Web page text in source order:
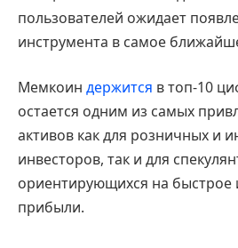
пользователей ожидает
инструмента в самое
Мемкоин держится в топ-10
остается одним из самых
активов как для розничных и
инвесторов, так и для
ориентирующихся на быстрое
прибыли.